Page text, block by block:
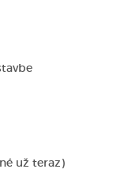
už teraz)